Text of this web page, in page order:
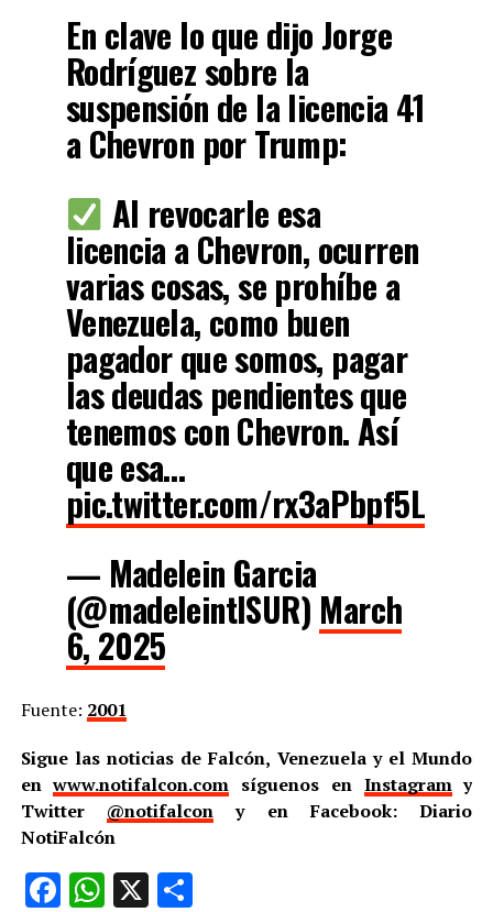
En clave lo que dijo Jorge
Rodríguez sobre la
suspensión de la licencia 41
a Chevron por Trump:
Al revocarle esa
licencia a Chevron, ocurren
varias cosas, se prohíbe a
Venezuela, como buen
pagador que somos, pagar
las deudas pendientes que
tenemos con Chevron. Así
que esa…
pic.twitter.com/rx3aPbpf5L
— Madelein Garcia
(@madeleintlSUR) March
6, 2025
Fuente: 2001
Sigue las noticias de Falcón, Venezuela y el Mundo
enwww.notifalcon.com síguenos en Instagramy
Twitter @notifalcon y en Facebook: Diario
NotiFalcón
Facebook
WhatsApp
X Compartir